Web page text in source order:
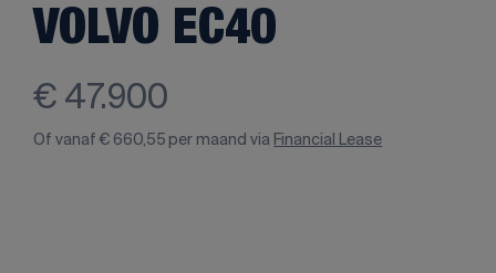
VOLVO EC40
€ 47.900
Of vanaf € 660,55 per maand via Financial Lease